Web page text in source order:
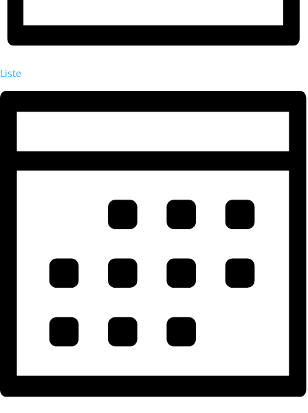
Liste